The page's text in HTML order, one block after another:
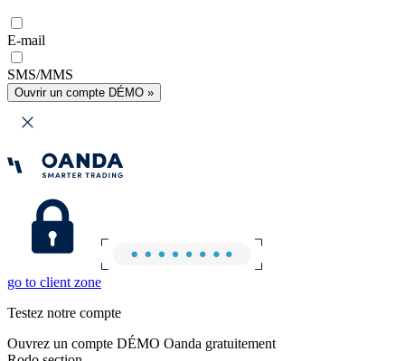
E-mail
SMS/MMS
Ouvrir un compte DÉMO »
go to client zone
Testez notre compte
Ouvrez un compte DÉMO Oanda gratuitement